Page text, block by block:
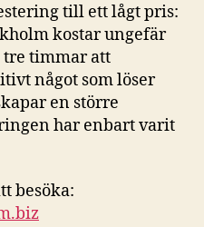
till ett lågt pris:
kostar ungefär
tre timmar att
något som löser
en större
har enbart varit
besöka: